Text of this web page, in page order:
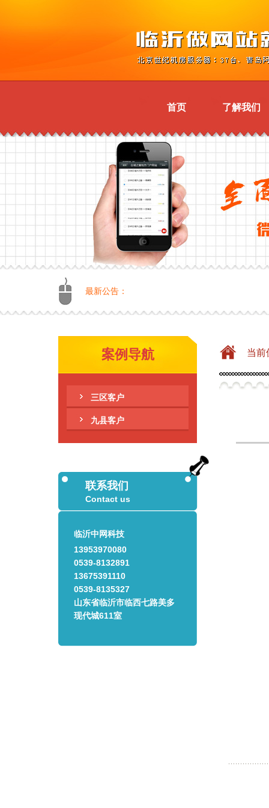
首页 了解我们
最新公告：
案例导航
三区客户
九县客户
联系我们
Contact us
临沂中网科技
13953970080
0539-8132891
13675391110
0539-8135327
山东省临沂市临西七路美多
现代城611室
当前